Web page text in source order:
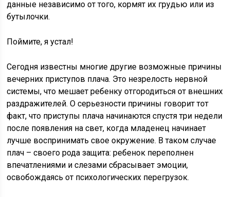
данные независимо от того, кормят их грудью или из
бутылочки.
Поймите, я устал!
Сегодня известны многие другие возможные причины
вечерних приступов плача. Это незрелость нервной
системы, что мешает ребенку отгородиться от внешних
раздражителей. О серьезности причины говорит тот
факт, что приступы плача начинаются спустя три недели
после появления на свет, когда младенец начинает
лучше воспринимать свое окружение. В таком случае
плач – своего рода защита: ребенок переполнен
впечатлениями и слезами сбрасывает эмоции,
освобождаясь от психологических перегрузок.